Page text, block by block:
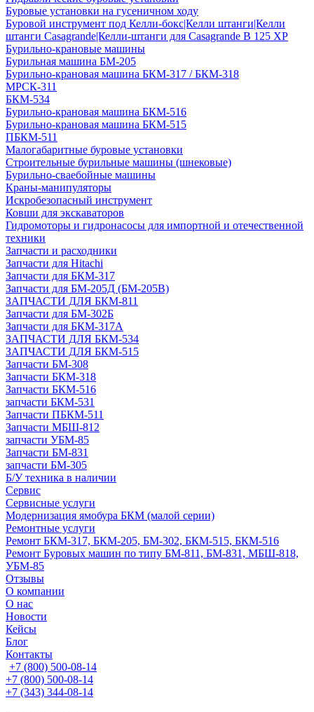
Буровые установки на гусеничном ходу
Буровой инструмент под Келли-бокс|Келли штанги|Келли
штанги Casagrande|Келли-штанги для Casagrande B 125 XP
Бурильно-крановые машины
Бурильная машина БМ-205
Бурильно-крановая машина БКМ-317 / БКМ-318
МРСК-311
БКМ-534
Бурильно-крановая машина БКМ-516
Бурильно-крановая машина БКМ-515
ПБКМ-511
Малогабаритные буровые установки
Строительные бурильные машины (шнековые)
Бурильно-сваебойные машины
Краны-манипуляторы
Искробезопасный инструмент
Ковши для экскаваторов
Гидромоторы и гидронасосы для импортной и отечественной
техники
Запчасти и расходники
Запчасти для Hitachi
Запчасти для БКМ-317
Запчасти для БМ-205Д (БМ-205В)
ЗАПЧАСТИ ДЛЯ БКМ-811
Запчасти для БМ-302Б
Запчасти для БКМ-317А
ЗАПЧАСТИ ДЛЯ БКМ-534
ЗАПЧАСТИ ДЛЯ БКМ-515
Запчасти БМ-308
Запчасти БКМ-318
Запчасти БКМ-516
запчасти БКМ-531
Запчасти ПБКМ-511
Запчасти МБШ-812
запчасти УБМ-85
Запчасти БМ-831
запчасти БМ-305
Б/У техника в наличии
Сервис
Сервисные услуги
Модернизация ямобура БКМ (малой серии)
Ремонтные услуги
Ремонт БКМ-317, БКМ-205, БМ-302, БКМ-515, БКМ-516
Ремонт Буровых машин по типу БМ-811, БМ-831, МБШ-818,
УБМ-85
Отзывы
О компании
О нас
Новости
Кейсы
Блог
Контакты
+7 (800) 500-08-14
+7 (800) 500-08-14
+7 (343) 344-08-14